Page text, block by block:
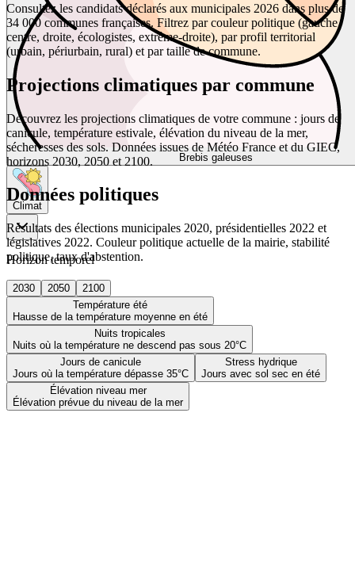
Brebis galeuses
Climat
Horizon temporel
2030 2050
2100
Température été
Hausse de la température moyenne en été
Nuits tropicales
Nuits où la température ne descend pas sous 20°C
Jours de canicule
Jours où la température dépasse 35°C
Stress hydrique
Jours avec sol sec en été
Élévation niveau mer
Élévation prévue du niveau de la mer
Consultez les candidats déclarés aux municipales 2026 dans plus de
34 000 communes françaises. Filtrez par couleur politique (gauche,
centre, droite, écologistes, extrême-droite), par profil territorial
(urbain, périurbain, rural) et par taille de commune.
Projections climatiques par commune
Découvrez les projections climatiques de votre commune : jours de
canicule, température estivale, élévation du niveau de la mer,
sécheresses des sols. Données issues de Météo France et du GIEC,
horizons 2030, 2050 et 2100.
Données politiques
Résultats des élections municipales 2020, présidentielles 2022 et
législatives 2022. Couleur politique actuelle de la mairie, stabilité
politique, taux d'abstention.